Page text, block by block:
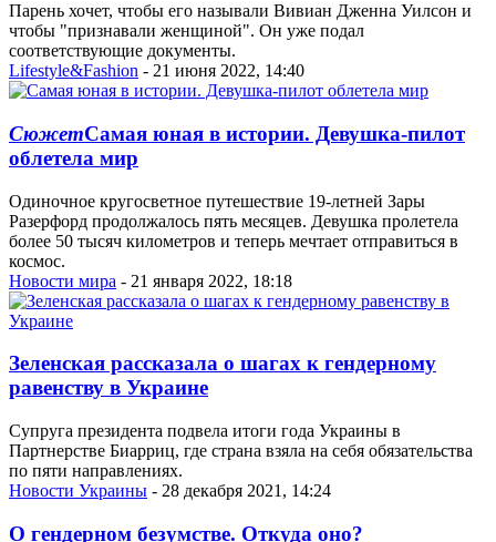
Парень хочет, чтобы его называли Вивиан Дженна Уилсон и
чтобы "признавали женщиной". Он уже подал
соответствующие документы.
Lifestyle&Fashion - 21 июня 2022, 14:40
СюжетСамая юная в истории. Девушка-пилот
облетела мир
Одиночное кругосветное путешествие 19-летней Зары
Разерфорд продолжалось пять месяцев. Девушка пролетела
более 50 тысяч километров и теперь мечтает отправиться в
космос.
Новости мира - 21 января 2022, 18:18
Зеленская рассказала о шагах к гендерному
равенству в Украине
Супруга президента подвела итоги года Украины в
Партнерстве Биарриц, где страна взяла на себя обязательства
по пяти направлениях.
Новости Украины - 28 декабря 2021, 14:24
О гендерном безумстве. Откуда оно?